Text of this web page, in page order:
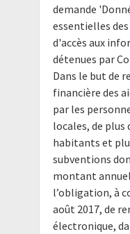
demande
essentielles
d'accès aux
détenues par
Dans le but de
financière des
par les
locales, de plus
habitants et
subventions
montant
l’obligation, à
août 2017, de
électronique,